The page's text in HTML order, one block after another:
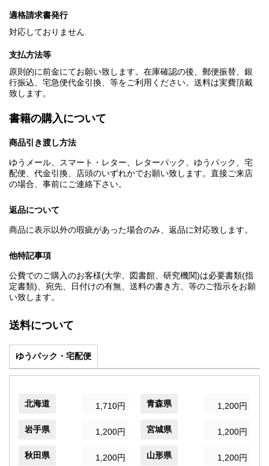
適格請求書発行
対応しておりません
支払方法等
原則的に前金にてお願い致します。在庫確認の後、郵便振替、銀
行振込、宅急便代金引換、等をご利用ください。送料は実費頂戴
致します。
書籍の購入について
商品引き渡し方法
ゆうメール、スマート・レター、レターパック、ゆうパック、宅
配便、代金引換、店頭のいずれかでお願い致します。直接ご来店
の場合、事前にご連絡下さい。
返品について
商品に表示以外の瑕疵があった場合のみ、返品に対応致します。
他特記事項
公費でのご購入のお客様(大学、図書館、研究機関)は必要書類(指
定書類)、宛先、日付けの有無、送料の書き方、等のご指示をお願
い致します。
送料について
ゆうパック・宅配便
北海道 1,710円 青森県 1,200円
岩手県 1,200円 宮城県 1,200円
秋田県 1,200円 山形県 1,200円